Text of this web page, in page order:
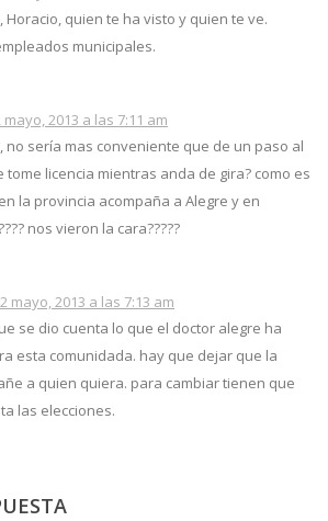
Horacio, quien te ha visto y quien te ve.
municipales.
mayo, 2013 a las 7:11 am
no sería mas conveniente que de un paso al
tome licencia mientras anda de gira? como es
la provincia acompaña a Alegre y en
nos vieron la cara?????
mayo, 2013 a las 7:13 am
se dio cuenta lo que el doctor alegre ha
esta comunidada. hay que dejar que la
a quien quiera. para cambiar tienen que
las elecciones.